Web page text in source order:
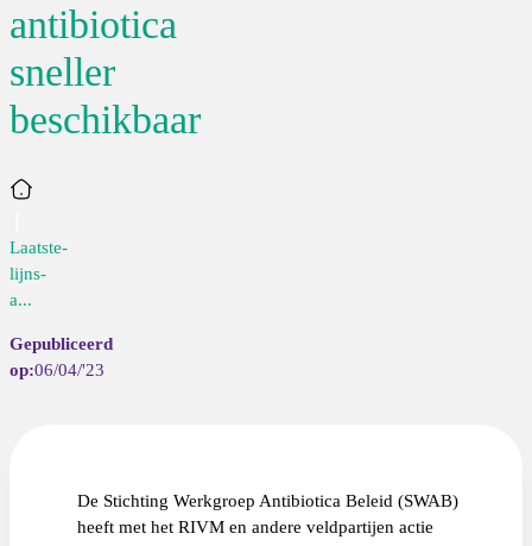
antibiotica
sneller
beschikbaar
Home
Laatste-
lijns-
a...
06/04/'23
De Stichting Werkgroep Antibiotica Beleid (SWAB)
heeft met het RIVM en andere veldpartijen actie